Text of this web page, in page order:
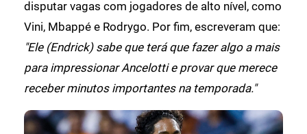
disputar vagas com jogadores de alto nível, como
Vini, Mbappé e Rodrygo. Por fim, escreveram que:
"Ele (Endrick) sabe que terá que fazer algo a mais
para impressionar Ancelotti e provar que merece
receber minutos importantes na temporada."